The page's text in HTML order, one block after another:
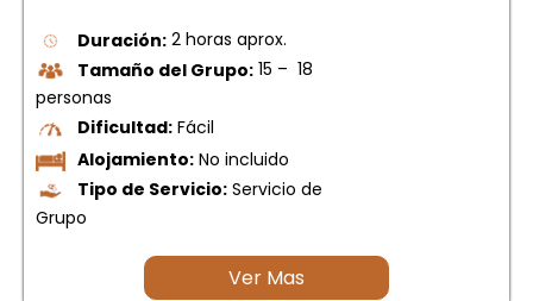
Duración: 2 horas aprox.
Tamaño del Grupo: 15 – 18
personas
Dificultad: Fácil
Alojamiento: No incluido
Tipo de Servicio: Servicio de
Grupo
Ver Mas